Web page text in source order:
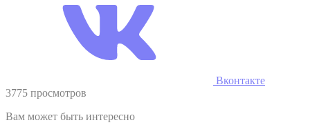
Вконтакте
3775 просмотров
Вам может быть интересно